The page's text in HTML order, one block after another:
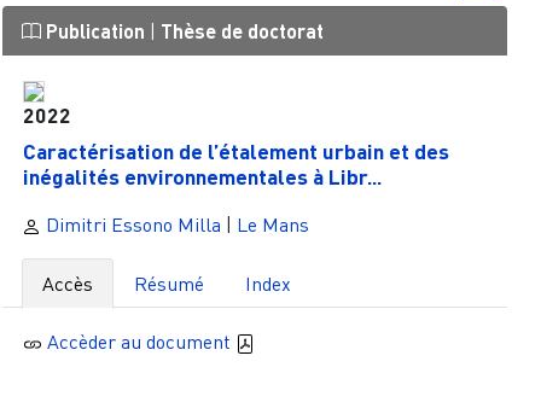
Publication | Thèse de doctorat
2022
Caractérisation de l’étalement urbain et des
inégalités environnementales à Libr...
Dimitri Essono Milla | Le Mans
Accès Résumé Index
Accèder au document